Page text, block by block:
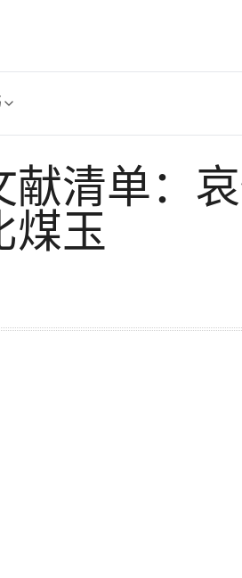
献清单：
煤玉